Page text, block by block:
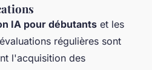
IA pour débutants et les
régulières sont
l'acquisition des